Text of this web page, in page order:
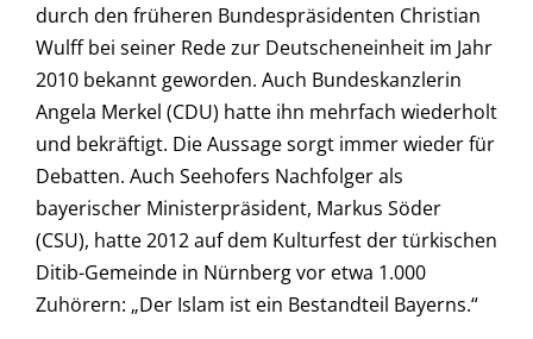
durch den früheren Bundespräsidenten Christian
Wulff bei seiner Rede zur Deutscheneinheit im Jahr
2010 bekannt geworden. Auch Bundeskanzlerin
Angela Merkel (CDU) hatte ihn mehrfach wiederholt
und bekräftigt. Die Aussage sorgt immer wieder für
Debatten. Auch Seehofers Nachfolger als
bayerischer Ministerpräsident, Markus Söder
(CSU), hatte 2012 auf dem Kulturfest der türkischen
Ditib-Gemeinde in Nürnberg vor etwa 1.000
Zuhörern: „Der Islam ist ein Bestandteil Bayerns.“